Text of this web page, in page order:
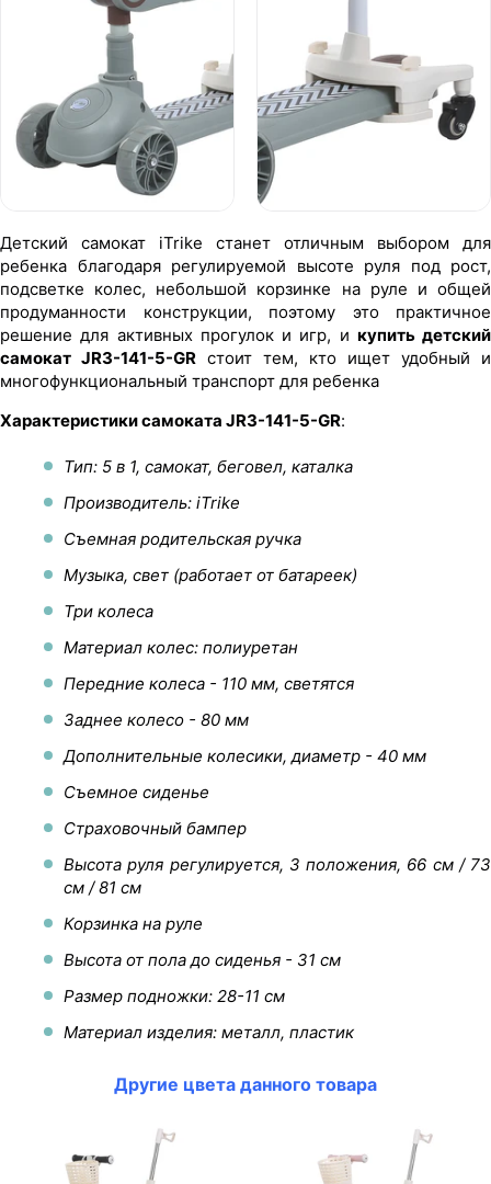
Детский самокат iTrike станет отличным выбором для
ребенка благодаря регулируемой высоте руля под рост,
подсветке колес, небольшой корзинке на руле и общей
продуманности конструкции, поэтому это практичное
решение для активных прогулок и игр, и купить детский
самокат JR3-141-5-GR стоит тем, кто ищет удобный и
многофункциональный транспорт для ребенка
Характеристики самоката JR3-141-5-GR:
Тип: 5 в 1, самокат, беговел, каталка
Производитель: iTrike
Съемная родительская ручка
Музыка, свет (работает от батареек)
Три колеса
Материал колес: полиуретан
Передние колеса - 110 мм, светятся
Заднее колесо - 80 мм
Дополнительные колесики, диаметр - 40 мм
Съемное сиденье
Страховочный бампер
Высота руля регулируется, 3 положения, 66 см / 73
см / 81 см
Корзинка на руле
Высота от пола до сиденья - 31 см
Размер подножки: 28-11 см
Материал изделия: металл, пластик
Другие цвета данного товара